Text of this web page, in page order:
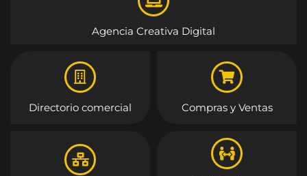
Agencia Creativa Digital
Directorio comercial Compras y Ventas